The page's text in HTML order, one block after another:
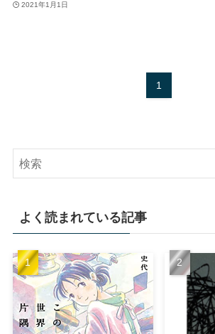
2021年1月1日
1
よく読まれている記事